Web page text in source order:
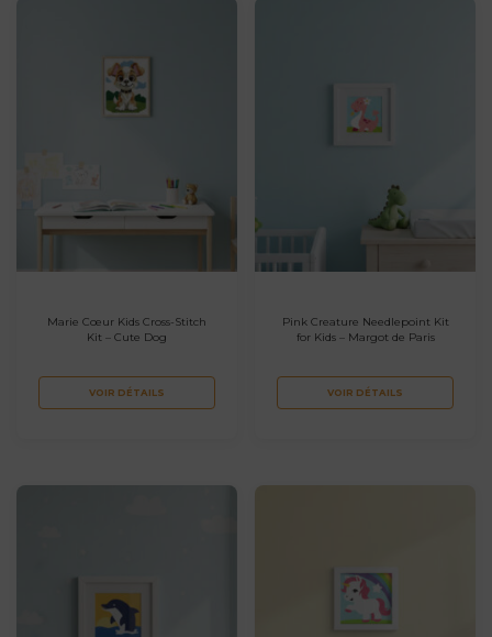
Marie Cœur Kids Cross-Stitch
Kit – Cute Dog
VOIR DÉTAILS
Pink Creature Needlepoint Kit
for Kids – Margot de Paris
VOIR DÉTAILS